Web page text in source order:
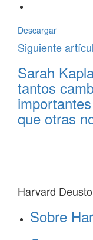
Descargar
Siguiente
Sarah
tantos
que otras
Harvard Deusto
Sobre